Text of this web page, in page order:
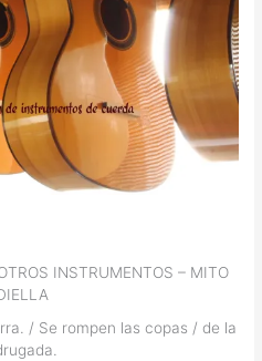
INSTRUMENTOS – MITO
/ Se rompen las copas / de la